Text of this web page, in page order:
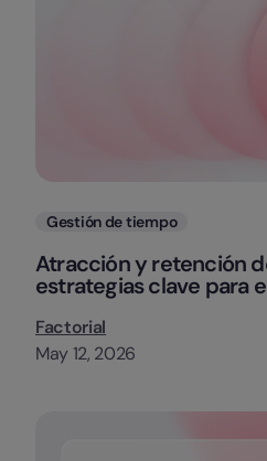
Categorias
Gestión de tiempo
Atracción y retención
estrategias clave para
Factorial
May 12, 2026